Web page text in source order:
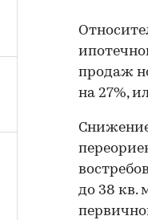
продаж
на 27%,
до 38 кв.